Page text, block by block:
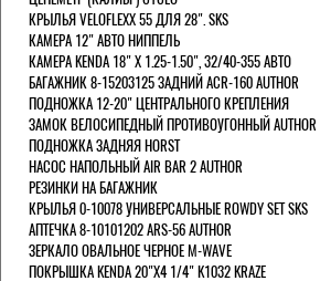
КРЫЛЬЯ VELOFLEXX 55 ДЛЯ 28". SKS
КАМЕРА 12" АВТО НИППЕЛЬ
КАМЕРА KENDA 18" Х 1.25-1.50", 32/40-355 АВТО
БАГАЖНИК 8-15203125 ЗАДНИЙ ACR-160 AUTHOR
ПОДНОЖКА 12-20" ЦЕНТРАЛЬНОГО КРЕПЛЕНИЯ
ЗАМОК ВЕЛОСИПЕДНЫЙ ПРОТИВОУГОННЫЙ AUTHOR
ПОДНОЖКА ЗАДНЯЯ HORST
НАСОС НАПОЛЬНЫЙ AIR BAR 2 AUTHOR
РЕЗИНКИ НА БАГАЖНИК
КРЫЛЬЯ 0-10078 УНИВЕРСАЛЬНЫЕ ROWDY SET SKS
АПТЕЧКА 8-10101202 ARS-56 AUTHOR
ЗЕРКАЛО ОВАЛЬНОЕ ЧЕРНОЕ M-WAVE
ПОКРЫШКА KENDA 20"Х4 1/4" K1032 KRAZE